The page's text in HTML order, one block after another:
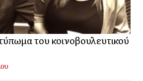
του κοινοβουλευτικού